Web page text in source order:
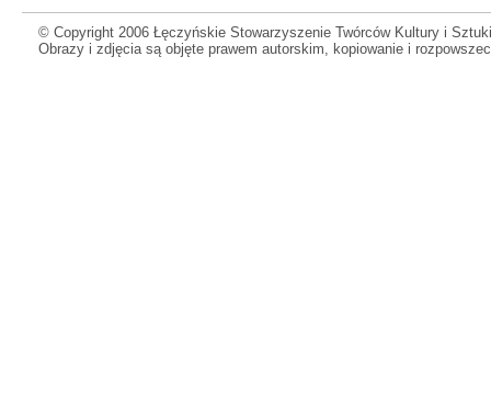
© Copyright 2006 Łęczyńskie Stowarzyszenie Twórców Kultury i
Obrazy i zdjęcia są objęte prawem autorskim, kopiowanie i